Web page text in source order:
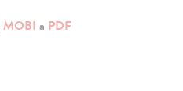
MOBI a PDF